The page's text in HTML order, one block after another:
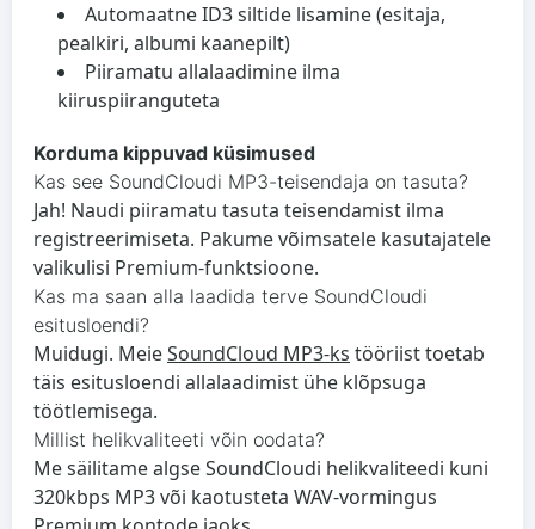
Automaatne ID3 siltide lisamine (esitaja,
pealkiri, albumi kaanepilt)
Piiramatu allalaadimine ilma
kiiruspiiranguteta
Korduma kippuvad küsimused
Kas see SoundCloudi MP3-teisendaja on tasuta?
Jah! Naudi piiramatu tasuta teisendamist ilma
registreerimiseta. Pakume võimsatele kasutajatele
valikulisi Premium-funktsioone.
Kas ma saan alla laadida terve SoundCloudi
esitusloendi?
Muidugi. MeieSoundCloud MP3-ks tööriist toetab
täis esitusloendi allalaadimist ühe klõpsuga
töötlemisega.
Millist helikvaliteeti võin oodata?
Me säilitame algse SoundCloudi helikvaliteedi kuni
320kbps MP3 või kaotusteta WAV-vormingus